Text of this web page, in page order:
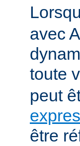
avec
toute
peut
être